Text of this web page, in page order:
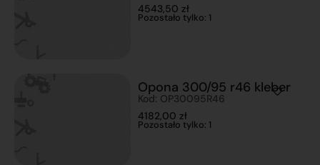
4543,50 zł
Pozostało tylko: 1
Opona 300/95 r46 kleber
Kod: OP30095R46
4182,00 zł
Pozostało tylko: 1